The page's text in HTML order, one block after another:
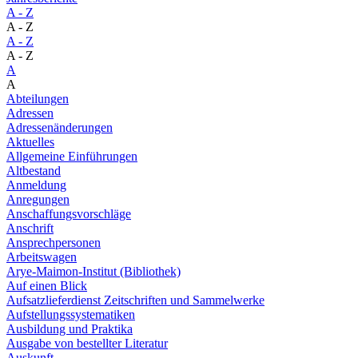
A - Z
A - Z
A - Z
A - Z
A
A
Abteilungen
Adressen
Adressenänderungen
Aktuelles
Allgemeine Einführungen
Altbestand
Anmeldung
Anregungen
Anschaffungsvorschläge
Anschrift
Ansprechpersonen
Arbeitswagen
Arye-Maimon-Institut (Bibliothek)
Auf einen Blick
Aufsatzlieferdienst Zeitschriften und Sammelwerke
Aufstellungssystematiken
Ausbildung und Praktika
Ausgabe von bestellter Literatur